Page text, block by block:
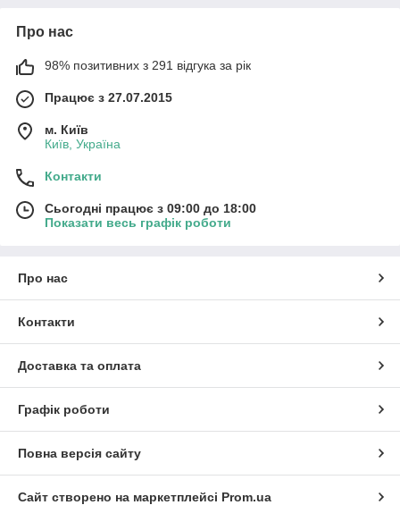
Про нас
98% позитивних з 291 відгука за рік
Працює з 27.07.2015
м. Київ
Київ, Україна
Контакти
Сьогодні працює з 09:00 до 18:00
Показати весь графік роботи
Про нас
Контакти
Доставка та оплата
Графік роботи
Повна версія сайту
Сайт створено на маркетплейсі Prom.ua